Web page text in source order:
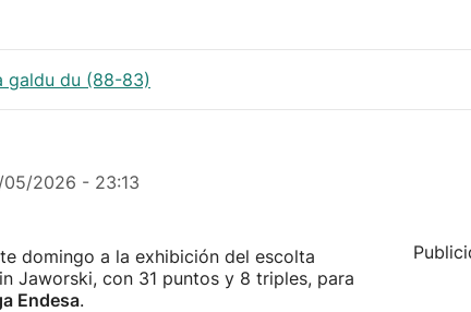
galdu du (88-83)
05/2026 - 23:13
domingo a la exhibición del escolta
Jaworski, con 31 puntos y 8 triples, para
Endesa.